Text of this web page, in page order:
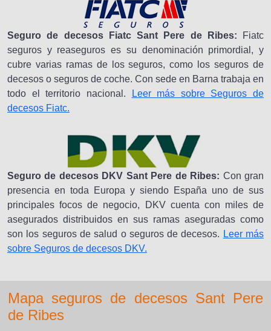
Seguro de decesos Fiatc Sant Pere de Ribes:
Fiatc
seguros y reaseguros es su denominación primordial, y
cubre varias ramas de los seguros, como los seguros de
decesos o seguros de coche. Con sede en Barna trabaja en
todo el territorio nacional.
Leer más sobre Seguros de
decesos Fiatc.
Seguro de decesos DKV Sant Pere de Ribes: Con gran
presencia en toda Europa y siendo España uno de sus
principales focos de negocio, DKV cuenta con miles de
asegurados distribuidos en sus ramas aseguradas como
son los seguros de salud o seguros de decesos. Leer más
sobre Seguros de decesos DKV.
Mapa seguros de decesos Sant Pere
de Ribes